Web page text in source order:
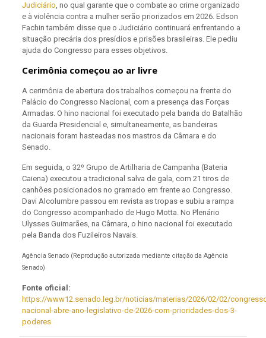
Judiciário, no qual garante que o combate ao crime organizado
e à violência contra a mulher serão priorizados em 2026. Edson
Fachin também disse que o Judiciário continuará enfrentando a
situação precária dos presídios e prisões brasileiras. Ele pediu
ajuda do Congresso para esses objetivos.
Cerimônia começou ao ar livre
A cerimônia de abertura dos trabalhos começou na frente do
Palácio do Congresso Nacional, com a presença das Forças
Armadas. O hino nacional foi executado pela banda do Batalhão
da Guarda Presidencial e, simultaneamente, as bandeiras
nacionais foram hasteadas nos mastros da Câmara e do
Senado.
Em seguida, o 32º Grupo de Artilharia de Campanha (Bateria
Caiena) executou a tradicional salva de gala, com 21 tiros de
canhões posicionados no gramado em frente ao Congresso.
Davi Alcolumbre passou em revista as tropas e subiu a rampa
do Congresso acompanhado de Hugo Motta. No Plenário
Ulysses Guimarães, na Câmara, o hino nacional foi executado
pela Banda dos Fuzileiros Navais.
Agência Senado (Reprodução autorizada mediante citação da Agência
Senado)
Fonte oficial:
https://www12.senado.leg.br/noticias/materias/2026/02/02/
nacional-abre-ano-legislativo-de-2026-com-prioridades-dos-3-
poderes